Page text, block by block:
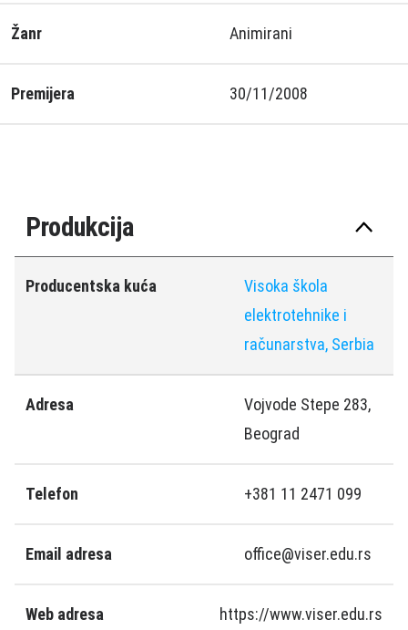
Žanr Animirani
Premijera 30/11/2008
Produkcija
Producentska kuća
Visoka škola
elektrotehnike i
računarstva, Serbia
Adresa
Vojvode Stepe 283,
Beograd
Telefon +381 11 2471 099
Email adresa office@viser.edu.rs
Web adresa https://www.viser.edu.rs